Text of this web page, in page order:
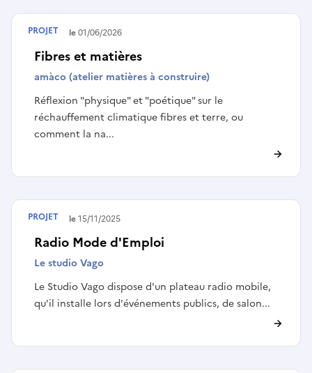
Fibres et matières
amàco (atelier matières à construire)
Réflexion "physique" et "poétique" sur le
réchauffement climatique fibres et terre, ou
comment la na...
Terminé le01/06/2026
PROJET
Radio Mode d'Emploi
Le studio Vago
Le Studio Vago dispose d'un plateau radio mobile,
qu'il installe lors d'événements publics, de salon...
Terminé le15/11/2025
PROJET